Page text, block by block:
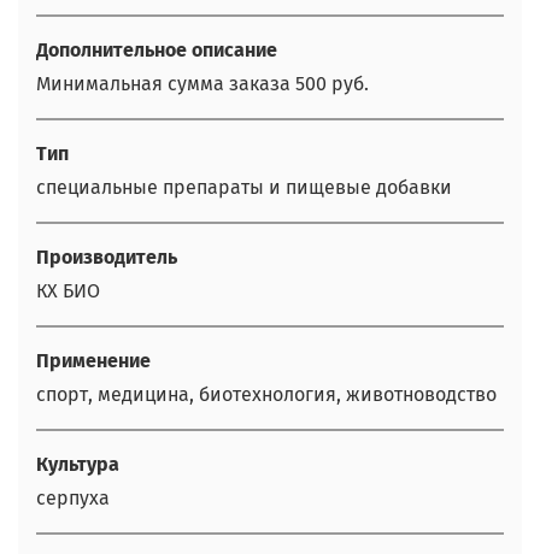
Дополнительное описание
Минимальная сумма заказа 500 руб.
Тип
специальные препараты и пищевые добавки
Производитель
КХ БИО
Применение
спорт, медицина, биотехнология, животноводство
Культура
серпуха